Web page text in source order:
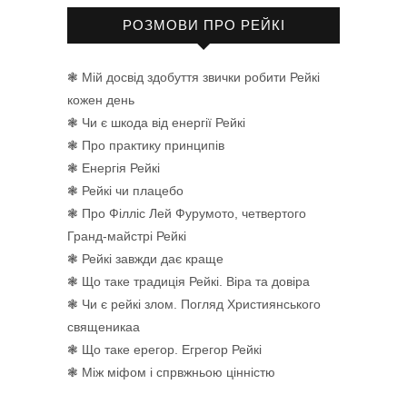
РОЗМОВИ ПРО РЕЙКІ
❃ Мій досвід здобуття звички робити Рейкі
кожен день
❃ Чи є шкода від енергії Рейкі
❃ Про практику принципів
❃ Енергія Рейкі
❃ Рейкі чи плацебо
❃ Про Філліс Лей Фурумото, четвертого
Гранд-майстрі Рейкі
❃ Рейкі завжди дає краще
❃ Що таке традиція Рейкі. Віра та довіра
❃ Чи є рейкі злом. Погляд Християнського
священикаа
❃ Що таке ерегор. Егрегор Рейкі
❃ Між міфом і спрвжньою цінністю